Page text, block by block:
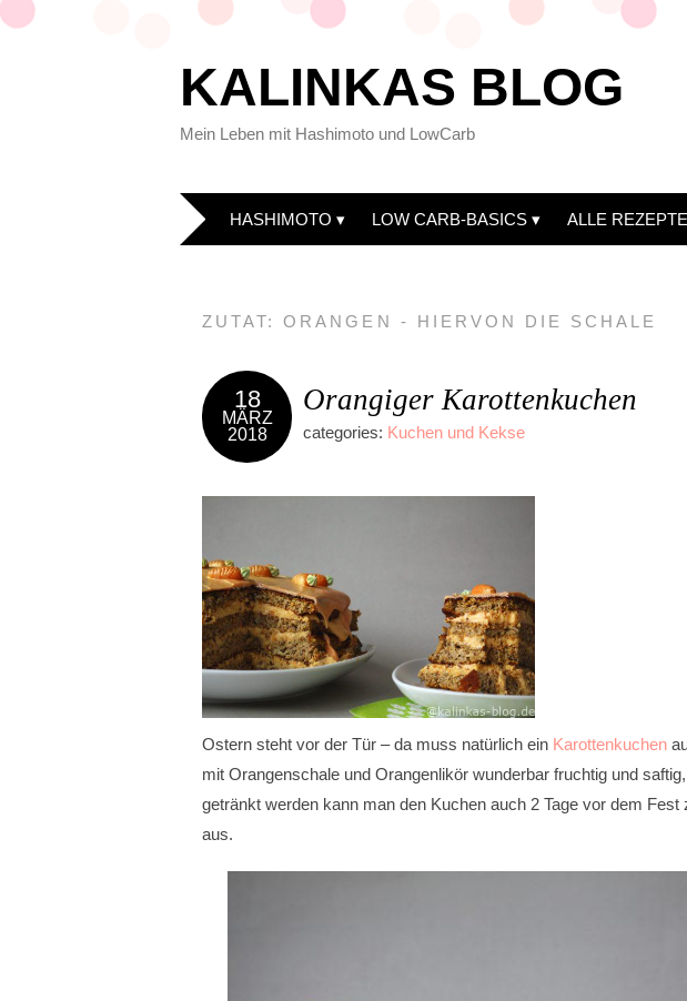
KALINKAS BLOG
Mein Leben mit Hashimoto und LowCarb
HASHIMOTO LOW CARB-BASICS ALLE REZEPTE
ZUTAT:ORANGEN - HIERVON DIE SCHALE
18
MÄRZ
2018
Orangiger Karottenkuchen
categories: Kuchen und Kekse
Ostern steht vor der Tür – da muss natürlich ein Karottenkuchen
mit Orangenschale und Orangenlikör wunderbar fruchtig und
getränkt werden kann man den Kuchen auch 2 Tage vor dem
aus.